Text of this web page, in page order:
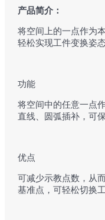
产品简介：
将空间上的一点作为
轻松实现工件变换姿态
功能
将空间中的任意一点
直线、圆弧插补，可
优点
可减少示教点数，从
基准点，可轻松切换工